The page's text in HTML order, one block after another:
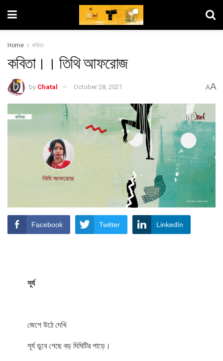
Home কবিতা
কবিতা।। তিথি আফরোজ
by Chatal October 28, 2021 AA
Facebook Twitter LinkedIn
সূর্য
জেগে উঠে দেখি
সূর্য ডুবে গেছে বড় দিঘিটির পাড়ে।